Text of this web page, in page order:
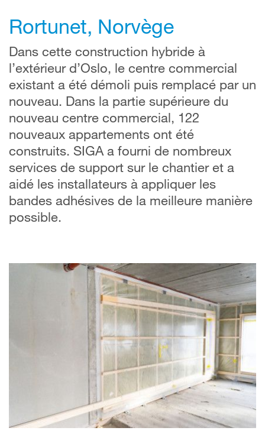
Rortunet, Norvège
Dans cette construction hybride à
l’extérieur d’Oslo, le centre commercial
existant a été démoli puis remplacé par un
nouveau. Dans la partie supérieure du
nouveau centre commercial, 122
nouveaux appartements ont été
construits. SIGA a fourni de nombreux
services de support sur le chantier et a
aidé les installateurs à appliquer les
bandes adhésives de la meilleure manière
possible.